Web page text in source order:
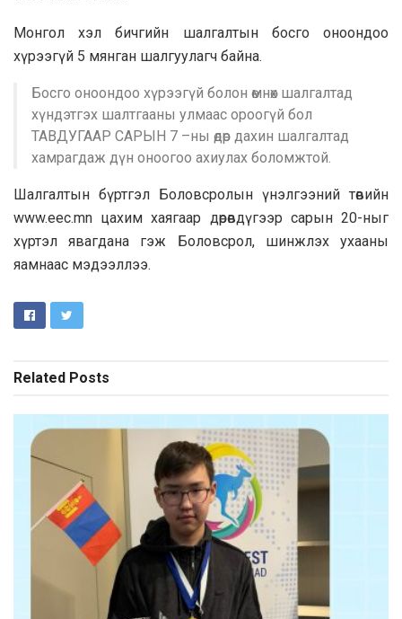
Монгол хэл бичгийн шалгалтын босго оноондоо
хүрээгүй 5 мянган шалгуулагч байна.
Босго оноондоо хүрээгүй болон өмнөх шалгалтад
хүндэтгэх шалтгааны улмаас ороогүй бол
ТАВДУГААР САРЫН 7 –ны өдөр дахин шалгалтад
хамрагдаж дүн оноогоо ахиулах боломжтой.
Шалгалтын бүртгэл Боловсролын үнэлгээний төвийн
www.eec.mn цахим хаягаар дөрөвдүгээр сарын 20-ныг
хүртэл явагдана гэж Боловсрол, шинжлэх ухааны
яамнаас мэдээллээ.
Related Posts